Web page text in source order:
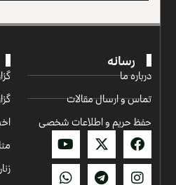
رسانه
درباره ما
تماس و ارسال مقالات
حفظ حریم و اطلاعات شخصی